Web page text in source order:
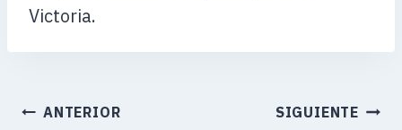
Victoria.
ANTERIOR SIGUIENTE